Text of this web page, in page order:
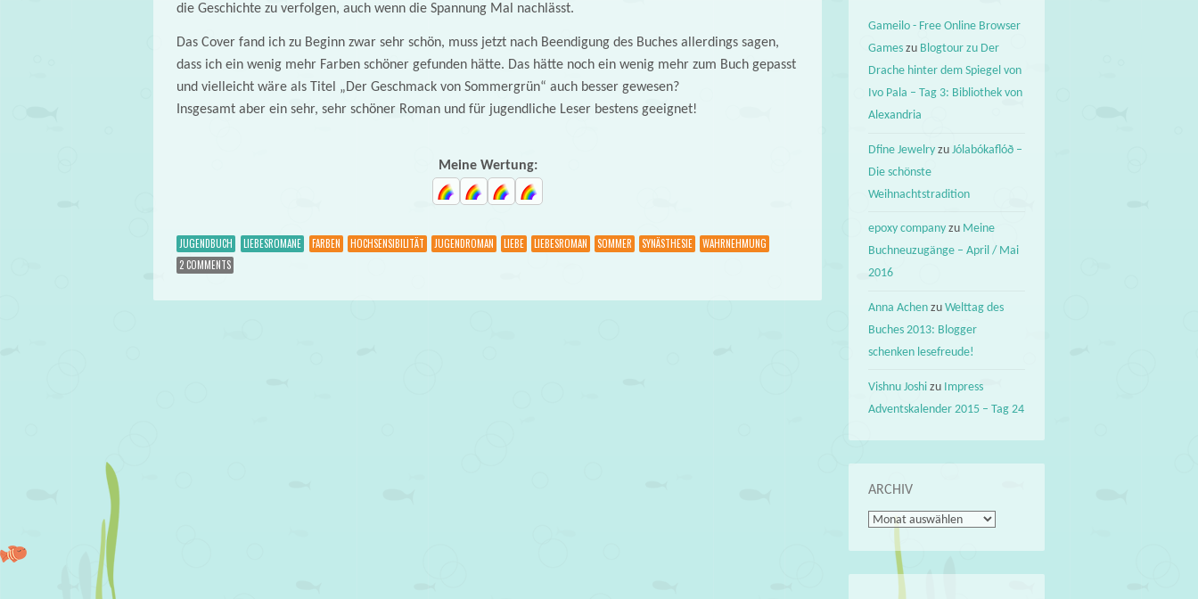
die Geschichte zu verfolgen, auch wenn die Spannung Mal nachlässt.
Das Cover fand ich zu Beginn zwar sehr schön, muss jetzt nach Beendigung des Buches allerdings sagen,
dass ich ein wenig mehr Farben schöner gefunden hätte. Das hätte noch ein wenig mehr zum Buch gepasst
und vielleicht wäre als Titel „Der Geschmack von Sommergrün“ auch besser gewesen?
Insgesamt aber ein sehr, sehr schöner Roman und für jugendliche Leser bestens geeignet!
Meine Wertung:
JUGENDBUCH LIEBESROMANE FARBEN HOCHSENSIBILITÄT JUGENDROMAN LIEBE LIEBESROMAN SOMMER SYNÄSTHESIE
WAHRNEHMUNG
2 COMMENTS
Gameilo - Free Online Browser
Games zu Blogtour zu Der
Drache hinter dem Spiegel von
Ivo Pala – Tag 3: Bibliothek von
Alexandria
Dfine Jewelry zuJólabókaflóð –
Die schönste
Weihnachtstradition
epoxy company zu Meine
Buchneuzugänge – April / Mai
2016
Anna Achen zuWelttag des
Buches 2013: Blogger
schenken lesefreude!
Vishnu Joshi zu Impress
Adventskalender 2015 – Tag 24
ARCHIV
Archiv